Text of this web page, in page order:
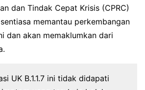
dan Tindak Cepat Krisis (CPRC)
memantau perkembangan
dan akan memaklumkan dari
UK B.1.1.7 ini tidak didapati